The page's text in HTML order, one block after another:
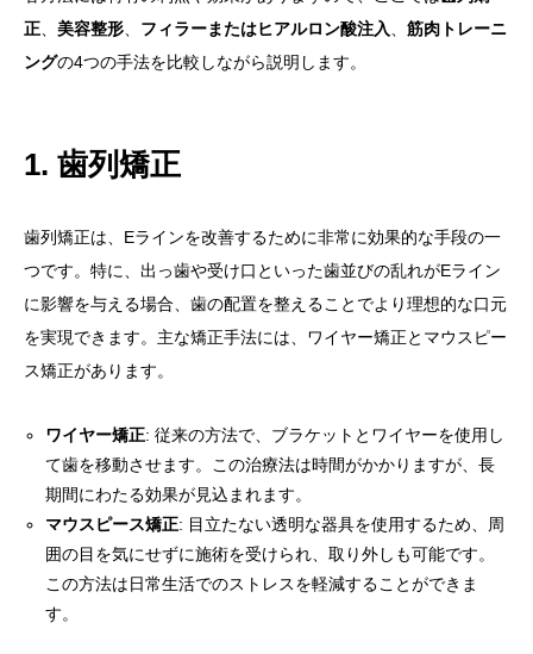
正
美容整形 フィラーまたはヒアルロン酸注入
筋肉トレーニ
ングの4つの手法を比較しながら説明します。
1. 歯列矯正
歯列矯正は、Eラインを改善するために非常に効果的な手段の一
つです。特に、出っ歯や受け口といった歯並びの乱れがEライン
に影響を与える場合、歯の配置を整えることでより理想的な口元
を実現できます。主な矯正手法には、ワイヤー矯正とマウスピー
ス矯正があります。
ワイヤー矯正: 従来の方法で、ブラケットとワイヤーを使用し
て歯を移動させます。この治療法は時間がかかりますが、長
期間にわたる効果が見込まれます。
マウスピース矯正: 目立たない透明な器具を使用するため、周
囲の目を気にせずに施術を受けられ、取り外しも可能です。
この方法は日常生活でのストレスを軽減することができま
す。